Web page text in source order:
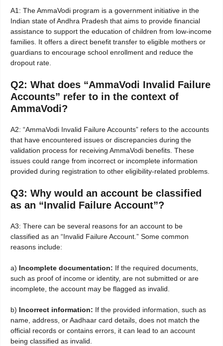
A1: The AmmaVodi program is a government initiative in the
Indian state of Andhra Pradesh that aims to provide financial
assistance to support the education of children from low-income
families. It offers a direct benefit transfer to eligible mothers or
guardians to encourage school enrollment and reduce the
dropout rate.
Q2: What does “AmmaVodi Invalid Failure
Accounts” refer to in the context of
AmmaVodi?
A2: “AmmaVodi Invalid Failure Accounts” refers to the accounts
that have encountered issues or discrepancies during the
validation process for receiving AmmaVodi benefits. These
issues could range from incorrect or incomplete information
provided during registration to other eligibility-related problems.
Q3: Why would an account be classified
as an “Invalid Failure Account”?
A3: There can be several reasons for an account to be
classified as an “Invalid Failure Account.” Some common
reasons include:
a) Incomplete documentation: If the required documents,
such as proof of income or identity, are not submitted or are
incomplete, the account may be flagged as invalid.
b) Incorrect information: If the provided information, such as
name, address, or Aadhaar card details, does not match the
official records or contains errors, it can lead to an account
being classified as invalid.